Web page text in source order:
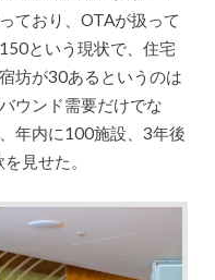
ており、OTAが扱って
という現状で、住宅
坊が30あるというのは
ウンド需要だけでな
年内に100施設、3年後
見せた。